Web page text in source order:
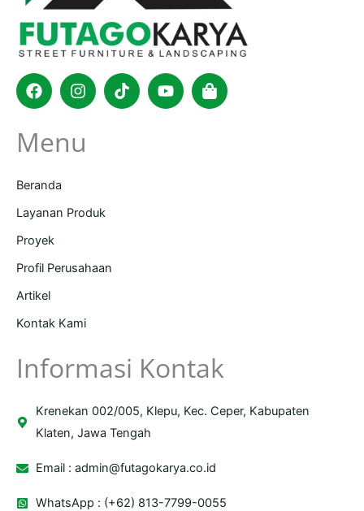
FacebookInstagram
TiktokYoutubeShopping-
bag
Menu
Beranda
Layanan Produk
Proyek
Profil Perusahaan
Artikel
Kontak Kami
Informasi Kontak
Krenekan 002/005, Klepu, Kec. Ceper, Kabupaten
Klaten, Jawa Tengah
Email :admin@futagokarya.co.id
WhatsApp : (+62) 813-7799-0055